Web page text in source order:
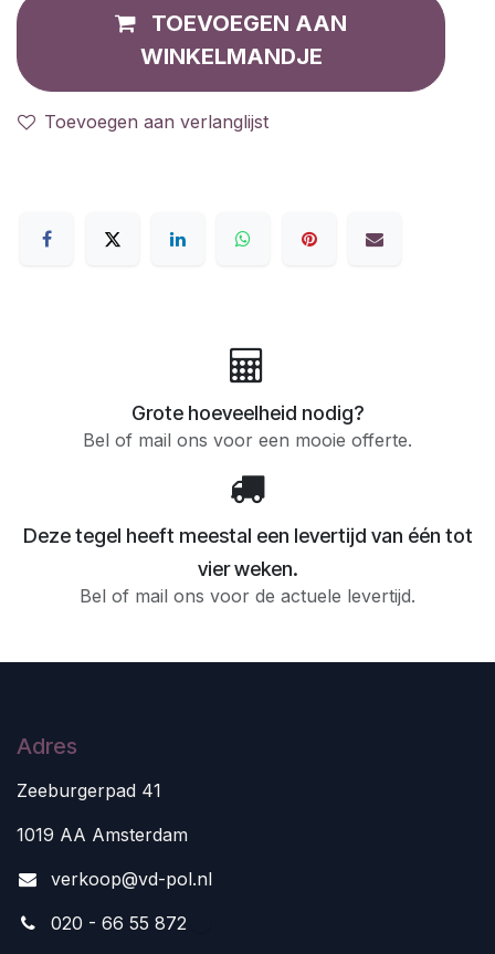
TOEVOEGEN AAN
WINKELMANDJE
Toevoegen aan verlanglijst
Grote hoeveelheid nodig?
Bel of mail ons voor een mooie offerte.
Deze tegel heeft meestal een levertijd van één tot
vier weken.
Bel of mail ons voor de actuele levertijd.
Adres
Zeeburgerpad 41
1019 AA Amsterdam
verkoop@vd-pol.nl
020 - 66 55 872